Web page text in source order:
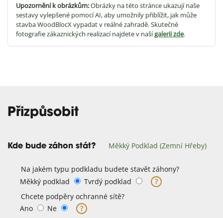
Upozornění k obrázkům:Obrázky na této stránce ukazují naše
sestavy vylepšené pomocí AI, aby umožnily přiblížit, jak může
stavba WoodBlocX vypadat v reálné zahradě. Skutečné
fotografie zákaznických realizací najdete v našígalerii zde.
Přizpůsobit
Kde bude záhon stát? Měkký Podklad (zemní Hřeby)
Na jakém typu podkladu budete stavět záhony?
Měkký podklad
Tvrdý podklad
?
Chcete podpěry ochranné sítě?
Ano
Ne
?